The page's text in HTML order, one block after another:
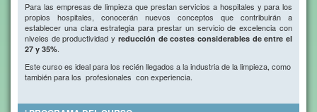
Para las empresas de limpieza que prestan servicios a hospitales y para los
propios hospitales, conocerán nuevos conceptos que contribuirán a
establecer una clara estrategia para prestar un servicio de excelencia con
niveles de productividad y reducción de costes considerables de entre el
27 y 35%.
Este curso es ideal para los recién llegados a la industria de la limpieza, como
también para los profesionales con experiencia.